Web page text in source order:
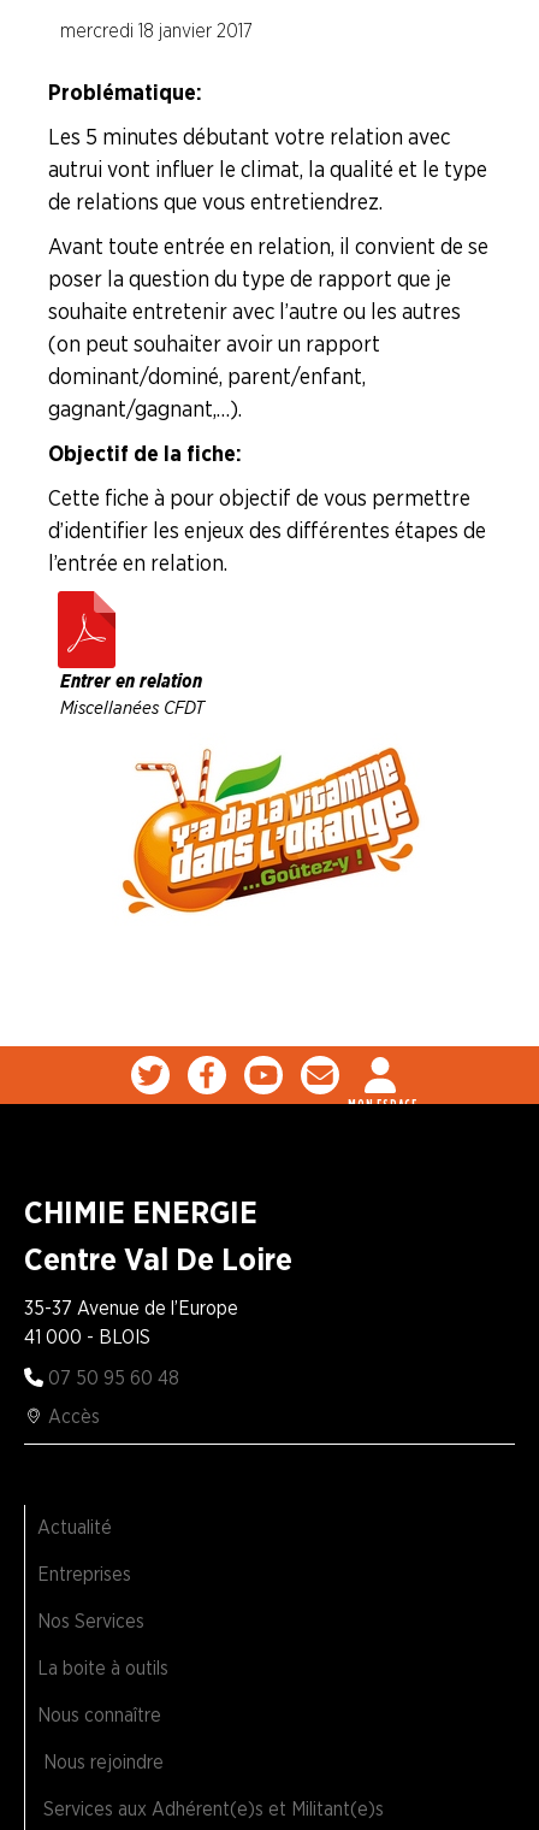
Les idées reçues
Le plus à l'adhérent
Les outils
La CFDT vous parle !
Les Miscellanées
Les Risques Industriels Majeurs
Formation Syndicale
CONNAÎTRE
BOITE
OUTILS
AGENDA
mercredi 18 janvier 2017
Problématique :
Les 5 minutes débutant votre relation avec
autrui vont influer le climat, la qualité et le type
de relations que vous entretiendrez.
Avant toute entrée en relation, il convient de se
poser la question du type de rapport que je
souhaite entretenir avec l’autre ou les autres
(on peut souhaiter avoir un rapport
dominant/dominé, parent/enfant,
gagnant/gagnant,…).
Objectif de la fiche :
Cette fiche à pour objectif de vous permettre
d’identifier les enjeux des différentes étapes de
l’entrée en relation.
Entrer en relation
Miscellanées CFDT
MON ESPACE
CHIMIE ENERGIE
Centre Val De Loire
35-37 Avenue de l’Europe
41 000 - BLOIS
07 50 95 60 48
Accès
Actualité
Entreprises
Nos Services
La boite à outils
Nous connaître
Nous rejoindre
Services aux Adhérent(e)s et Militant(e)s